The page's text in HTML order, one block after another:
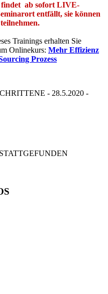
findet ab sofort LIVE-
entfällt, sie können
Trainings erhalten Sie
Onlinekurs: Mehr Effizienz
Prozess
- 28.5.2020 -